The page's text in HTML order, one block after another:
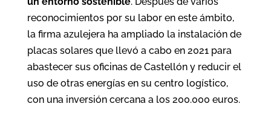
reconocimientos por su labor en este ámbito,
la firma azulejera ha ampliado la instalación de
placas solares que llevó a cabo en 2021 para
abastecer sus oficinas de Castellón y reducir el
uso de otras energías en su centro logístico,
con una inversión cercana a los 200.000 euros.